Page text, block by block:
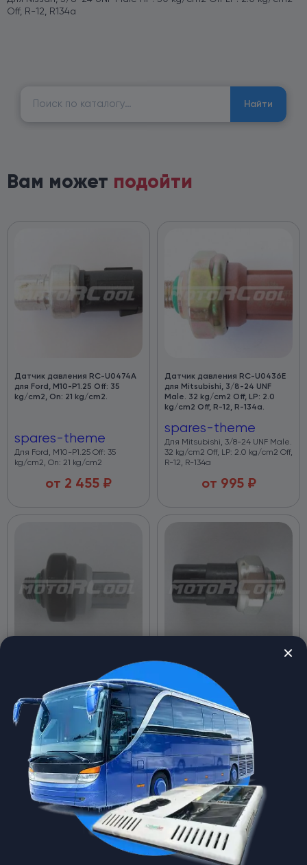
Off, R-12, R134a
Найти
Вам может подойти
Датчик давления RC-U0474A
для Ford, M10-P1.25 Off: 35
kg/cm2, On: 21 kg/cm2.
spares-theme
Для Ford, M10-P1.25 Off: 35
kg/cm2, On: 21 kg/cm2
от 2 455 ₽
Датчик давления RC-U0436E
для Mitsubishi, 3/8-24 UNF
Male. 32 kg/cm2 Off, LP: 2.0
kg/cm2 Off, R-12, R-134a.
spares-theme
Для Mitsubishi, 3/8-24 UNF Male.
32 kg/cm2 Off, LP: 2.0 kg/cm2 Off,
R-12, R-134a
от 995₽
Датчик давления RC-U0438C
для Toyota, 3/8-24 UNF Male.
HP: 30 kg/cm2 Off, LP: 2.0
kg/cm2 Off, R-12, R-134a.
spares-theme
Для Toyota, 3/8-24 UNF Male.
HP: 30 kg/cm2 Off, LP: 2.0
kg/cm2 Off, R-12, R-134a
от995₽
Датчик давления RC-U0451
для Honda/Acura, M11-P1.0,
Male. HP: 3.14 Mpa Off, MP: 1.52
Mpa On LP: 0.235 Mpa Off, HFC-
R134a.
spares-theme
Для Honda/Acura, OE: 80440-
SZ3-003; M11-P1.0, Male. HP: 3.14
Mpa Off, MP: 1.52 Mpa On LP:
0.235 Mpa Off, HFC-R134a
от1 302₽